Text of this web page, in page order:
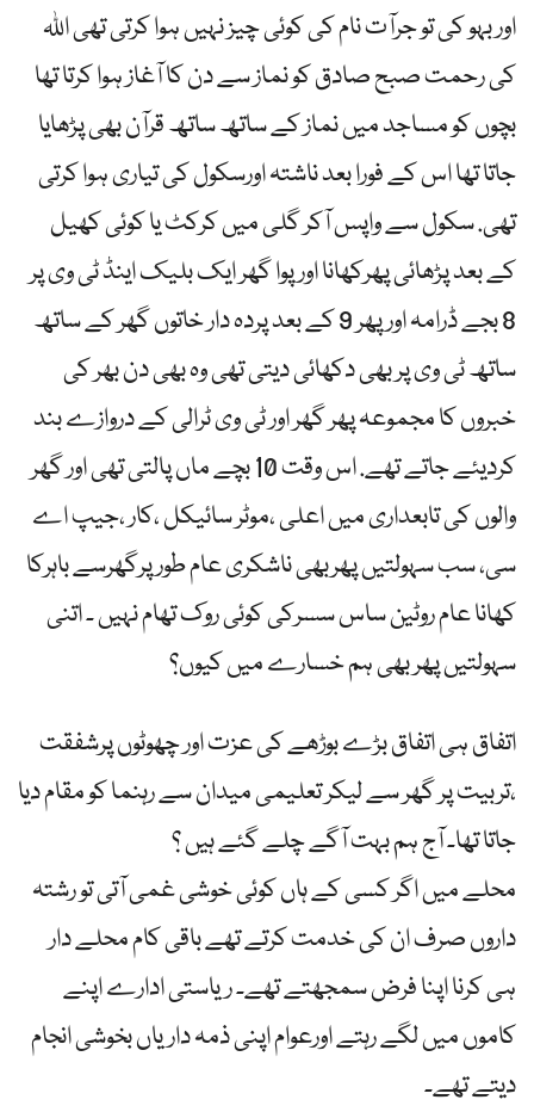
اور بہو کی تو جرآت نام کی کوئی چیز نہیں ہوا کرتی تھی اللہ
کی رحمت صبح صادق کو نماز سے دن کا آغاز ہوا کرتا تھا
بچوں کو مساجد میں نماز کے ساتھ ساتھ قرآن بھی پڑھایا
جاتا تھا اس کے فورا بعد ناشتہ اورسکول کی تیاری ہوا کرتی
تھی. سکول سے واپس آکر گلی میں کرکٹ یا کوئی کھیل
کے بعد پڑھائی پھرکھانا اور پوا گھر ایک بلیک اینڈ ٹی وی پر
8 بجے ڈرامہ اور پھر 9 کے بعد پردہ دار خاتوں گھر کے ساتھ
ساتھ ٹی وی پر بھی دکھائی دیتی تھی وہ بھی دن بھر کی
خبروں کا مجموعہ پھر گھر اور ٹی وی ٹرالی کے دروازے بند
کردیئے جاتے تھے. اس وقت 10 بچے ماں پالتی تھی اور گھر
والوں کی تابعداری میں اعلی ،موٹر سائیکل ،کار ،جیپ اے
سی، سب سہولتیں پھربھی ناشکری عام طور پرگھرسے باہرکا
کھانا عام روٹین ساس سسرکی کوئی روک تھام نہیں ۔ اتنی
سہولتیں پھر بھی ہم خسارے میں کیوں؟
اتفاق ہی اتفاق بڑے بوڑھے کی عزت اور چھوٹوں پرشفقت
،تربیت پر گھر سے لیکر تعلیمی میدان سے رہنما کو مقام دیا
جاتا تھا۔ آج ہم بہت آگے چلے گئے ہیں ؟
محلے میں اگر کسی کے ہاں کوئی خوشی غمی آتی تو رشتہ
داروں صرف ان کی خدمت کرتے تھے باقی کام محلے دار
ہی کرنا اپنا فرض سمجھتے تھے۔ ریاستی ادارے اپنے
کاموں میں لگے رہتے اورعوام اپنی ذمہ داریاں بخوشی انجام
دیتے تھے۔